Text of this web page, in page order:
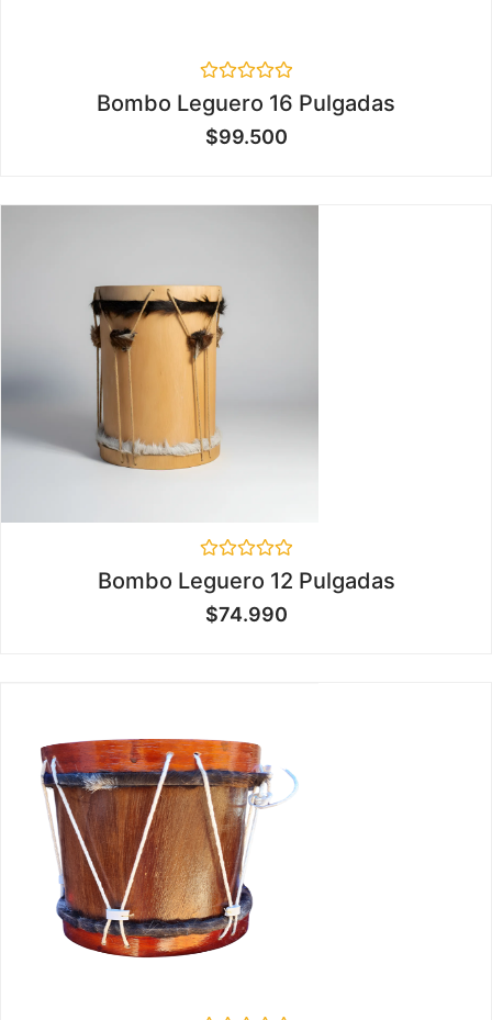
en
0
de
Bombo Leguero 16 Pulgadas
$99.500
en
0
de
Bombo Leguero 12 Pulgadas
$74.990